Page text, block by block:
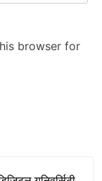
browser for